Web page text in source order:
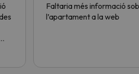
Faltaria més informació
l’apartament a la web